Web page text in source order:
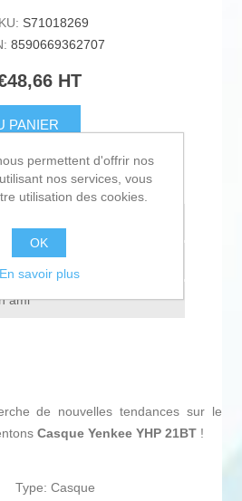
S71018269
8590669362707
HT
PANIER
D'EXPÉDITION
de comparaison
ami
de nouvelles tendances sur le
Casque Yenkee YHP 21BT !
Type: Casque
permettent d'offrir nos
nos services, vous
utilisation des cookies.
OK
En savoir plus